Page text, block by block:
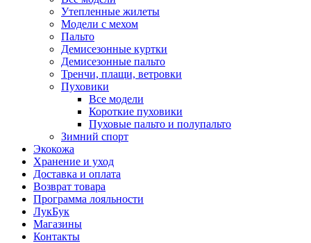
Утепленные жилеты
Модели с мехом
Пальто
Демисезонные куртки
Демисезонные пальто
Тренчи, плащи, ветровки
Пуховики
Все модели
Короткие пуховики
Пуховые пальто и полупальто
Зимний спорт
Экокожа
Хранение и уход
Доставка и оплата
Возврат товара
Программа лояльности
ЛукБук
Магазины
Контакты